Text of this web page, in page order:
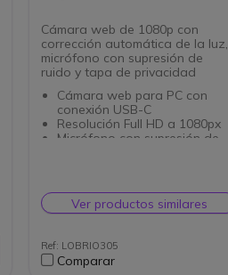
Cámara web de 1080p con
corrección automática de la luz,
micrófono con supresión de
ruido y tapa de privacidad
Cámara web para PC con
conexión USB-C
Resolución Full HD a 1080px
Micrófono con supresión de
Certificación para Microsoft
Teams, Zoom y Google Meet
Ver productos similares
Ref: LOBRIO305
Comparar